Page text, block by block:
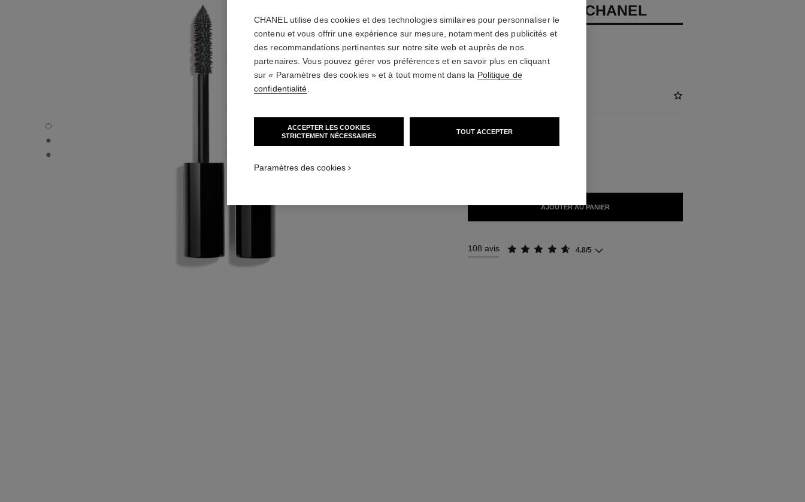
LE VOLUME DE CHANEL - Vue par défaut
LE VOLUME DE CHANEL - Vue alternative 1
LE VOLUME DE CHANEL - Vue basique texture
LE VOLUME DE CHANEL
Mascara Volume
En savoir plus
Réf. 191410
3 TEINTES DISPONIBLES
AJOUTER AU PANIER
108 avis 4.8/5
CHANEL utilise des cookies et des technologies similaires pour personnaliser le
contenu et vous offrir une expérience sur mesure, notamment des publicités et
des recommandations pertinentes sur notre site web et auprès de nos
partenaires. Vous pouvez gérer vos préférences et en savoir plus en cliquant
sur « Paramètres des cookies » et à tout moment dans la Politique de
confidentialité
ACCEPTER LES COOKIES
STRICTEMENT NÉCESSAIRES
TOUT ACCEPTER
Paramètres des cookies